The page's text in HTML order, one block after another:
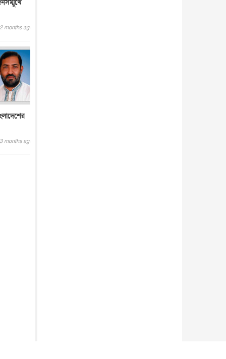
2 months ago
3 months ago